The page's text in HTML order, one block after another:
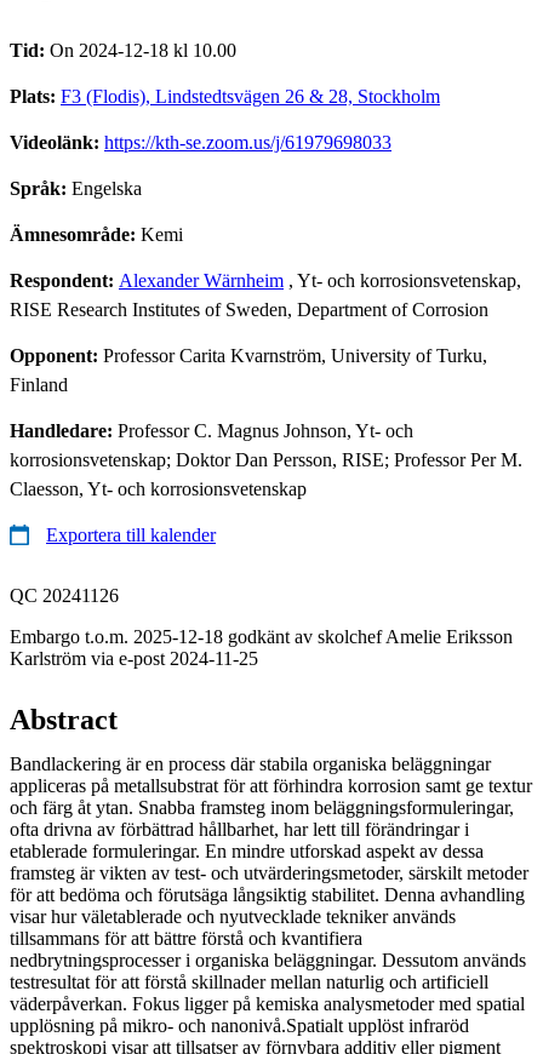
Tid: On 2024-12-18 kl 10.00
Plats: F3 (Flodis), Lindstedtsvägen 26 & 28, Stockholm
Videolänk: https://kth-se.zoom.us/j/61979698033
Språk: Engelska
Ämnesområde: Kemi
Respondent: Alexander Wärnheim , Yt- och korrosionsvetenskap,
RISE Research Institutes of Sweden, Department of Corrosion
Opponent: Professor Carita Kvarnström, University of Turku,
Finland
Handledare: Professor C. Magnus Johnson, Yt- och
korrosionsvetenskap; Doktor Dan Persson, RISE; Professor Per M.
Claesson, Yt- och korrosionsvetenskap
Exportera till kalender
QC 20241126
Embargo t.o.m. 2025-12-18 godkänt av skolchef Amelie Eriksson
Karlström via e-post 2024-11-25
Abstract
Bandlackering är en process där stabila organiska beläggningar
appliceras på metallsubstrat för att förhindra korrosion samt ge textur
och färg åt ytan. Snabba framsteg inom beläggningsformuleringar,
ofta drivna av förbättrad hållbarhet, har lett till förändringar i
etablerade formuleringar. En mindre utforskad aspekt av dessa
framsteg är vikten av test- och utvärderingsmetoder, särskilt metoder
för att bedöma och förutsäga långsiktig stabilitet. Denna avhandling
visar hur väletablerade och nyutvecklade tekniker används
tillsammans för att bättre förstå och kvantifiera
nedbrytningsprocesser i organiska beläggningar. Dessutom används
testresultat för att förstå skillnader mellan naturlig och artificiell
väderpåverkan. Fokus ligger på kemiska analysmetoder med spatial
upplösning på mikro- och nanonivå.Spatialt upplöst infraröd
spektroskopi visar att tillsatser av förnybara additiv eller pigment